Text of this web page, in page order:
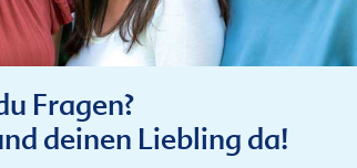
Fragen?
deinen Liebling da!